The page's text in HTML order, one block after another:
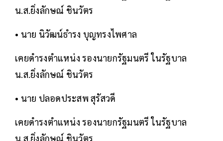
น.ส.ยิ่งลักษณ์ ชินวัตร
• นาย นิวัฒน์ธำรง บุญทรงไพศาล
เคยดำรงตำแหน่ง รองนายกรัฐมนตรี ในรัฐบาล
น.ส.ยิ่งลักษณ์ ชินวัตร
• นาย ปลอดประสพ สุรัสวดี
เคยดำรงตำแหน่ง รองนายกรัฐมนตรี ในรัฐบาล
น.ส.ยิ่งลักษณ์ ชินวัตร